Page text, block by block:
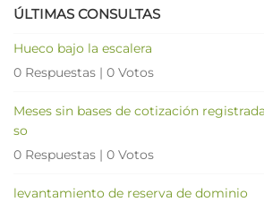
ÚLTIMAS CONSULTAS
Hueco bajo la escalera
0 Respuestas | 0 Votos
Meses sin bases de cotización
so
0 Respuestas | 0 Votos
levantamiento de reserva de dominio